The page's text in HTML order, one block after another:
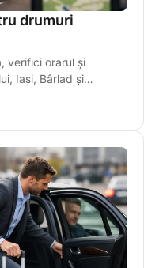
drumuri
verifici orarul și
Iași, Bârlad și